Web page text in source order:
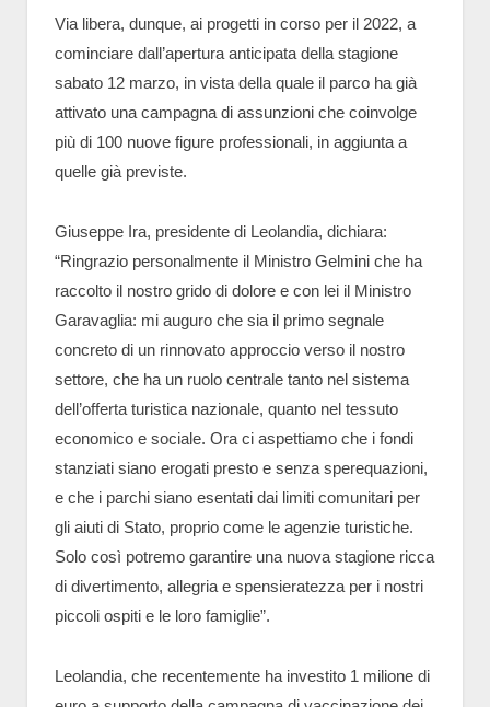
Via libera, dunque, ai progetti in corso per il 2022, a
cominciare dall’apertura anticipata della stagione
sabato 12 marzo, in vista della quale il parco ha già
attivato una campagna di assunzioni che coinvolge
più di 100 nuove figure professionali, in aggiunta a
quelle già previste.
Giuseppe Ira, presidente di Leolandia, dichiara:
“Ringrazio personalmente il Ministro Gelmini che ha
raccolto il nostro grido di dolore e con lei il Ministro
Garavaglia: mi auguro che sia il primo segnale
concreto di un rinnovato approccio verso il nostro
settore, che ha un ruolo centrale tanto nel sistema
dell’offerta turistica nazionale, quanto nel tessuto
economico e sociale. Ora ci aspettiamo che i fondi
stanziati siano erogati presto e senza sperequazioni,
e che i parchi siano esentati dai limiti comunitari per
gli aiuti di Stato, proprio come le agenzie turistiche.
Solo così potremo garantire una nuova stagione ricca
di divertimento, allegria e spensieratezza per i nostri
piccoli ospiti e le loro famiglie”.
Leolandia, che recentemente ha investito 1 milione di